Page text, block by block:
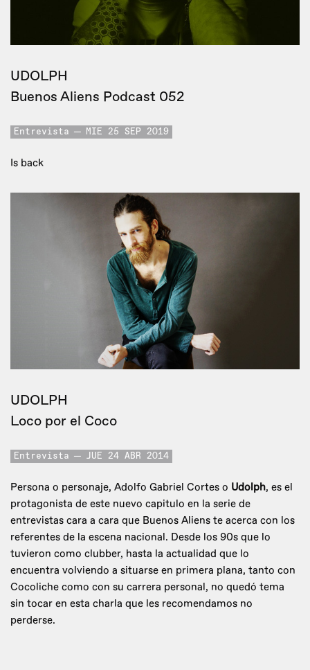
UDOLPH
Buenos Aliens Podcast 052
Entrevista MIE 25 SEP 2019
Is back
UDOLPH
Loco por el Coco
Entrevista JUE 24 ABR 2014
Persona o personaje, Adolfo Gabriel Cortes o Udolph, es el
protagonista de este nuevo capitulo en la serie de
entrevistas cara a cara que Buenos Aliens te acerca con los
referentes de la escena nacional. Desde los 90s que lo
tuvieron como clubber, hasta la actualidad que lo
encuentra volviendo a situarse en primera plana, tanto con
Cocoliche como con su carrera personal, no quedó tema
sin tocar en esta charla que les recomendamos no
perderse.